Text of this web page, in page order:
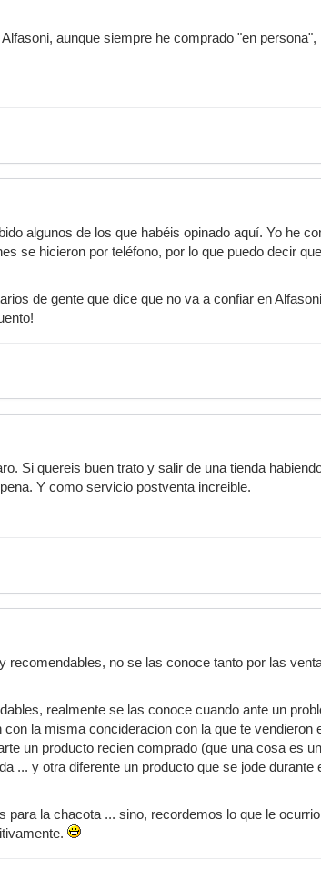
aunque siempre he comprado "en persona",
algunos de los que habéis opinado aquí. Yo he
se hicieron por teléfono, por lo que puedo decir
de gente que dice que no va a confiar en
Si quereis buen trato y salir de una tienda
Y como servicio postventa increible.
recomendables, no se las conoce tanto por las
realmente se las conoce cuando ante un
la misma concideracion con la que te vendieron
un producto recien comprado (que una cosa es
... y otra diferente un producto que se jode
para la chacota ... sino, recordemos lo que le